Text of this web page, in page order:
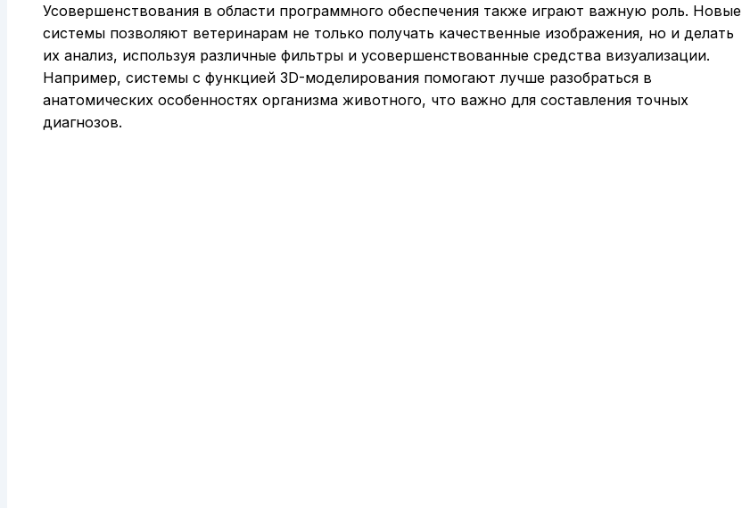
Усовершенствования в области программного обеспечения также играют важную роль. Новые
системы позволяют ветеринарам не только получать качественные изображения, но и делать
их анализ, используя различные фильтры и усовершенствованные средства визуализации.
Например, системы с функцией 3D-моделирования помогают лучше разобраться в
анатомических особенностях организма животного, что важно для составления точных
диагнозов.